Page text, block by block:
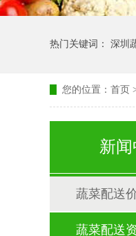
热门关键词： 深圳
您的位置： 首页
新
蔬菜配送
蔬菜配送